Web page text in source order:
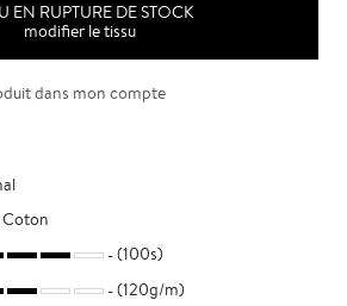
EN RUPTURE DE STOCK
modifier le tissu
dans mon compte
Coton
(100s)
(120g/m)